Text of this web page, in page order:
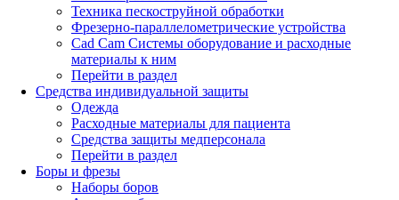
Техника пескоструйной обработки
Фрезерно-параллелометрические устройства
Cad Cam Системы оборудование и расходные
материалы к ним
Перейти в раздел
Средства индивидуальной защиты
Одежда
Расходные материалы для пациента
Средства защиты медперсонала
Перейти в раздел
Боры и фрезы
Наборы боров